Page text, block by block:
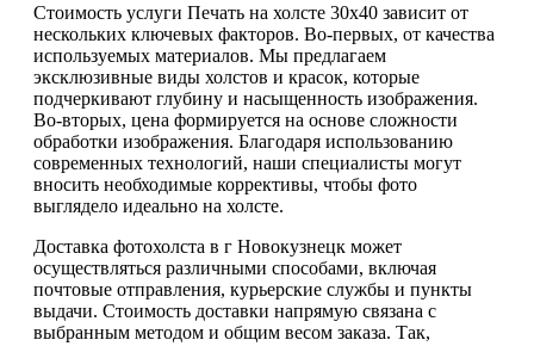
Стоимость услуги Печать на холсте 30х40 зависит от
нескольких ключевых факторов. Во-первых, от качества
используемых материалов. Мы предлагаем
эксклюзивные виды холстов и красок, которые
подчеркивают глубину и насыщенность изображения.
Во-вторых, цена формируется на основе сложности
обработки изображения. Благодаря использованию
современных технологий, наши специалисты могут
вносить необходимые коррективы, чтобы фото
выглядело идеально на холсте.
Доставка фотохолста в г Новокузнецк может
осуществляться различными способами, включая
почтовые отправления, курьерские службы и пункты
выдачи. Стоимость доставки напрямую связана с
выбранным методом и общим весом заказа. Так,